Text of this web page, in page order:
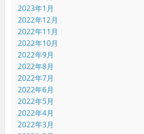
2023年1月
2022年12月
2022年11月
2022年10月
2022年9月
2022年8月
2022年7月
2022年6月
2022年5月
2022年4月
2022年3月